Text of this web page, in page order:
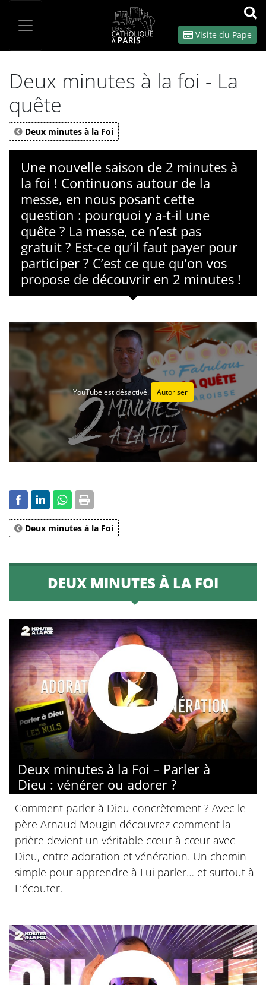
OK
Visite du Pape
Deux minutes à la foi - La
quête
Deux minutes à la Foi
Une nouvelle saison de 2 minutes à
la foi ! Continuons autour de la
messe, en nous posant cette
question : pourquoi y a-t-il une
quête ? La messe, ce n’est pas
gratuit ? Est-ce qu’il faut payer pour
participer ? C’est ce que qu’on vos
propose de découvrir en 2 minutes !
YouTube est désactivé. Autoriser
Deux minutes à la Foi
DEUX MINUTES À LA FOI
Deux minutes à la Foi – Parler à
Dieu : vénérer ou adorer ?
Comment parler à Dieu concrètement ? Avec le
père Arnaud Mougin découvrez comment la
prière devient un véritable cœur à cœur avec
Dieu, entre adoration et vénération. Un chemin
simple pour apprendre à Lui parler… et surtout à
L’écouter.
Panneau de gestion des cookies